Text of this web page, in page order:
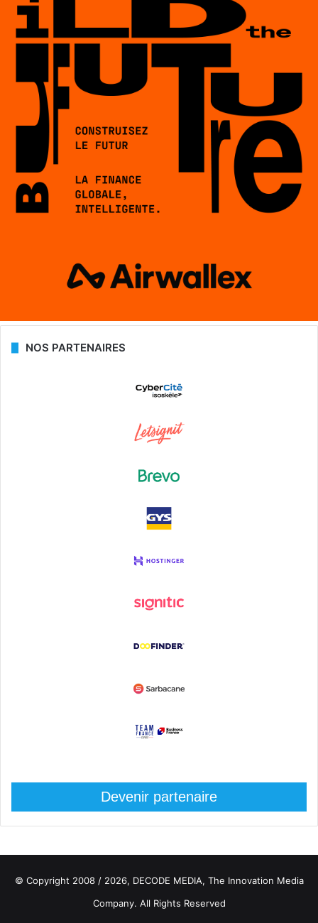
NOS PARTENAIRES
Devenir partenaire
© Copyright 2008 / 2026, DECODE MEDIA, The Innovation Media
Company. All Rights Reserved